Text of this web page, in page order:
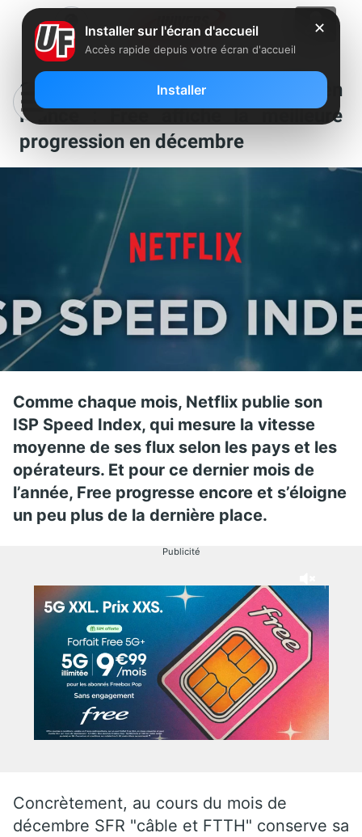
Comparatif des débits sur Netflix en
France : Free affiche la meilleure
progression en décembre
Comme chaque mois, Netflix publie son
ISP Speed Index, qui mesure la vitesse
moyenne de ses flux selon les pays et les
opérateurs. Et pour ce dernier mois de
l’année, Free progresse encore et s’éloigne
un peu plus de la dernière place.
Publicité
Concrètement, au cours du mois de
décembre SFR "câble et FTTH" conserve sa
✕
Installer sur l'écran d'accueil
Accès rapide depuis votre écran d'accueil
Installer